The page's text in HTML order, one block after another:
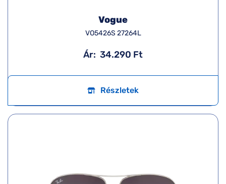
Vogue
VO5426S 27264L
Ár: 34.290 Ft
Részletek